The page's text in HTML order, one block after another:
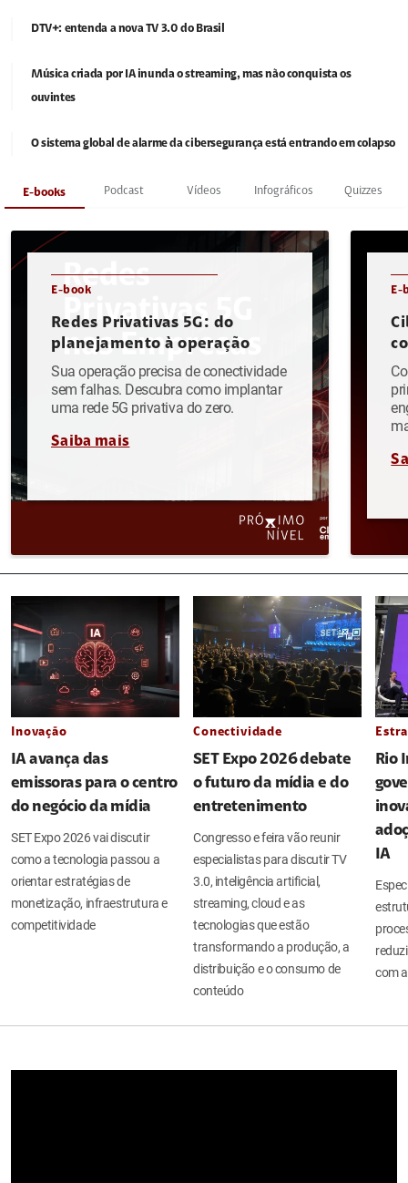
DTV+: entenda a nova TV 3.0 do Brasil
Música criada por IA inunda o streaming, mas não conquista os
ouvintes
O sistema global de alarme da cibersegurança está entrando em colapso
E-books Podcast Vídeos Infográficos Quizzes
E-book
Redes Privativas 5G: do
planejamento à operação
Sua operação precisa de conectividade
sem falhas. Descubra como implantar
uma rede 5G privativa do zero.
Saiba mais
E-
Inovação
IA avança das
emissoras para o centro
do negócio da mídia
SET Expo 2026 vai discutir
como a tecnologia passou a
orientar estratégias de
monetização, infraestrutura e
competitividade
Conectividade
SET Expo 2026 debate
o futuro da mídia e do
entretenimento
Congresso e feira vão reunir
especialistas para discutir TV
3.0, inteligência artificial,
streaming, cloud e as
tecnologias que estão
transformando a produção, a
distribuição e o consumo de
conteúdo
Rio
IA
com